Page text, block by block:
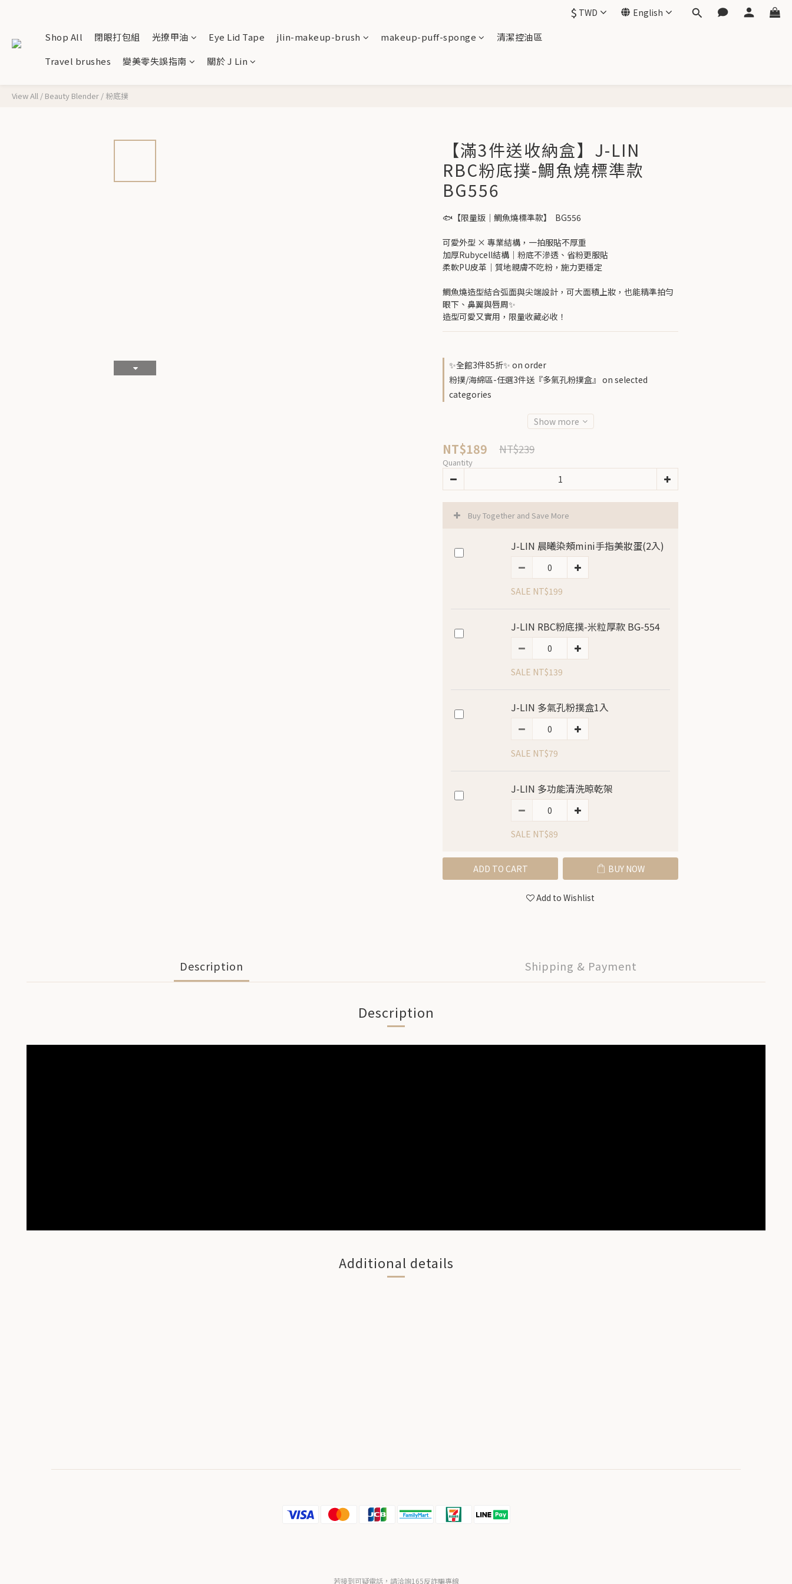
$ TWD English
Shop All 閉眼打包組 光撩甲油 Eye Lid Tape jlin-makeup-brush makeup-puff-sponge
清潔控油區
Travel brushes
變美零失誤指南 關於 J Lin
View All / Beauty Blender / 粉底撲
【滿3件送收納盒】J-LIN
RBC粉底撲-鯛魚燒標準款
BG556
🐟【限量版｜鯛魚燒標準款】  BG556
可愛外型 × 專業結構，一拍服貼不厚重
加厚Rubycell結構｜粉底不滲透、省粉更服貼
柔軟PU皮革｜質地親膚不吃粉，施力更穩定
鯛魚燒造型結合弧面與尖端設計，可大面積上妝，也能精準拍勻
眼下、鼻翼與唇周✨
造型可愛又實用，限量收藏必收！
✨全館3件85折✨ on order
粉撲/海綿區-任選3件送『多氣孔粉撲盒』 on selected
categories
Show more
NT$189 NT$239
Quantity
Buy Together and Save More
J-LIN 晨曦染頰mini手指美妝蛋(2入)
SALE NT$199
J-LIN RBC粉底撲-米粒厚款 BG-554
SALE NT$139
J-LIN 多氣孔粉撲盒1入
SALE NT$79
J-LIN 多功能清洗晾乾架
SALE NT$89
ADD TO CART BUY NOW
Add to Wishlist
Description Shipping & Payment
Description
Additional details
若接到可疑電話，請洽詢165反詐騙專線